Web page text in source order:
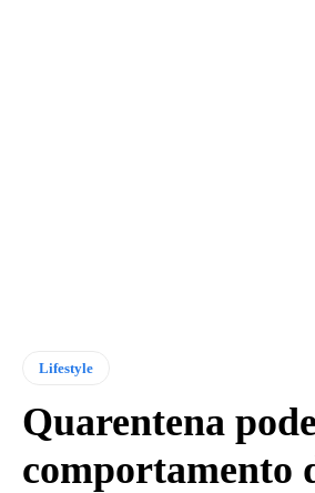
Lifestyle
Quarentena
comportamento